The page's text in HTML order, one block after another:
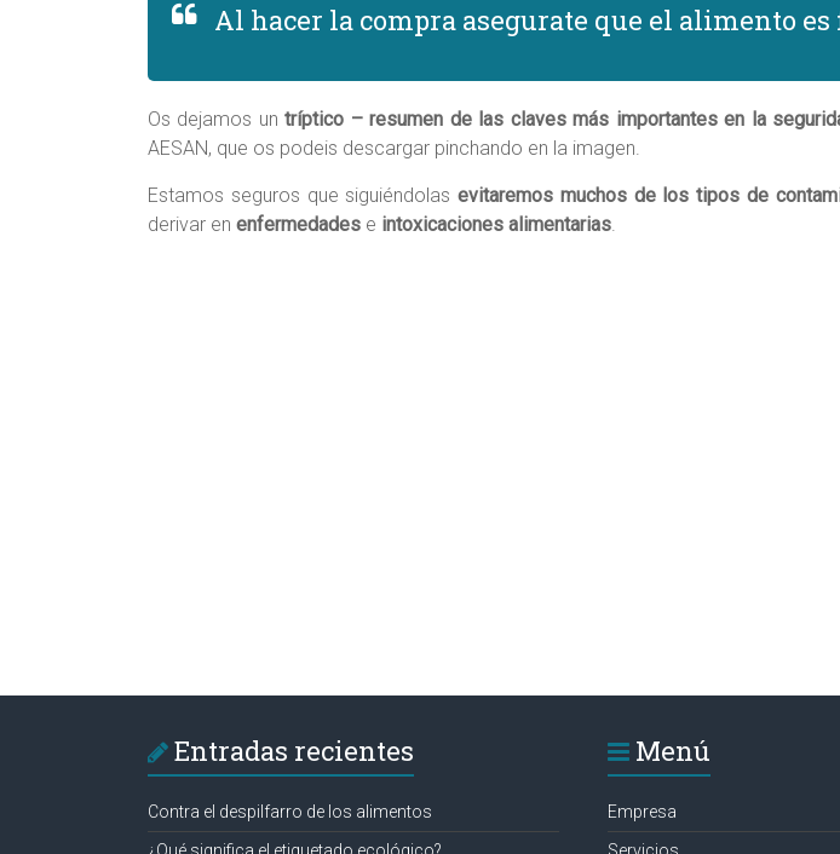
Al hacer la compra asegurate que el alimento
Os dejamos untríptico – resumen de las claves más importantes en la
AESAN, que os podeis descargar pinchando en la imagen.
Estamos seguros que siguiéndolas evitaremos muchos de los tipos de
derivar en enfermedades e intoxicaciones alimentarias.
Entradas recientes
Contra el despilfarro de los alimentos
Menú
Empresa